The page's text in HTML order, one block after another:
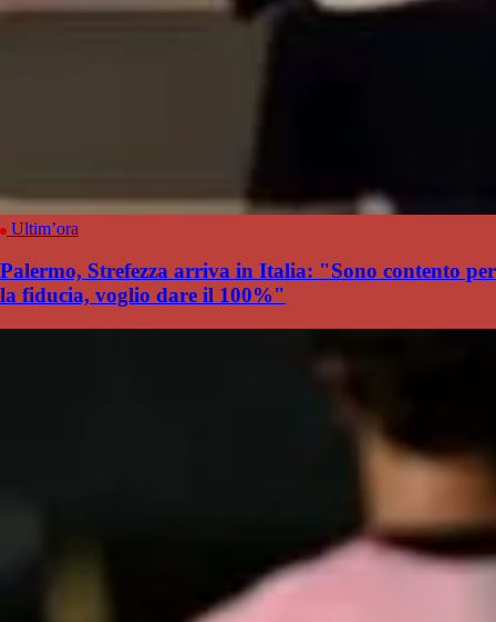
Ultim’ora
Palermo, Strefezza arriva in Italia: "Sono contento per
la fiducia, voglio dare il 100%"